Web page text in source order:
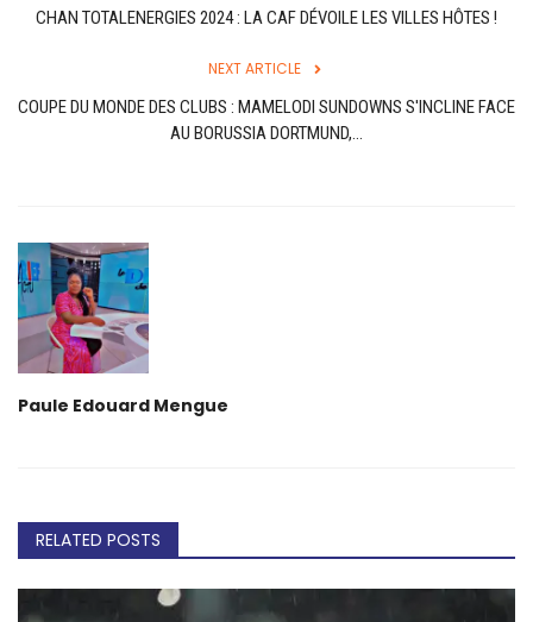
CHAN TOTALENERGIES 2024 : LA CAF DÉVOILE LES VILLES HÔTES !
NEXT ARTICLE
COUPE DU MONDE DES CLUBS : MAMELODI SUNDOWNS S'INCLINE FACE
AU BORUSSIA DORTMUND,...
Paule Edouard Mengue
RELATED POSTS